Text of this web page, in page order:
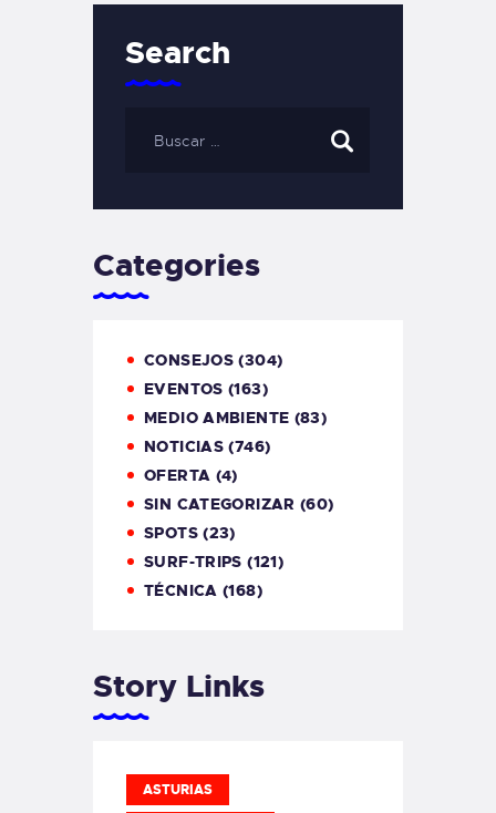
Search
Categories
CONSEJOS (304)
EVENTOS (163)
MEDIO AMBIENTE (83)
NOTICIAS (746)
OFERTA (4)
SIN CATEGORIZAR (60)
SPOTS(23)
SURF-TRIPS (121)
TÉCNICA (168)
Story Links
ASTURIAS